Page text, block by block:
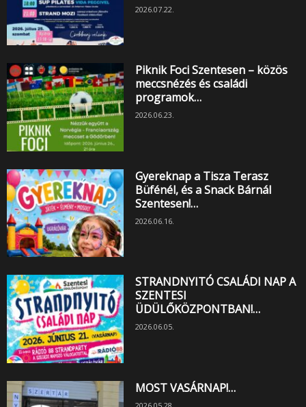
2026.07.22.
Piknik Foci Szentesen – közös
meccsnézés és családi
programok…
2026.06.23.
Gyereknap a Tisza Terasz
Büfénél, és a Snack Bárnál
Szentesen!…
2026.06.16.
STRANDNYITÓ CSALÁDI NAP A
SZENTESI
ÜDÜLŐKÖZPONTBAN!…
2026.06.05.
MOST VASÁRNAP!…